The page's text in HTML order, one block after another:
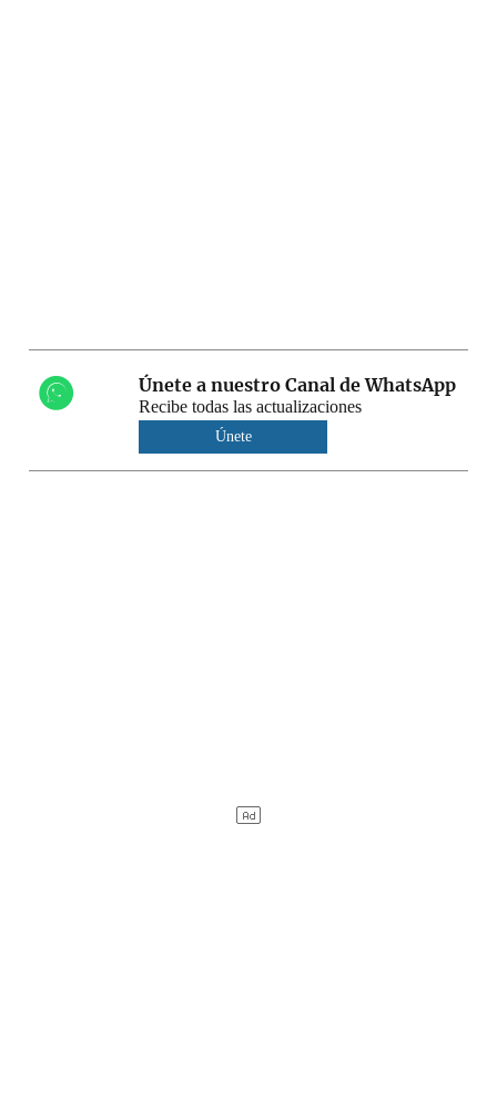
Únete a nuestro Canal de WhatsApp
Recibe todas las actualizaciones
Únete